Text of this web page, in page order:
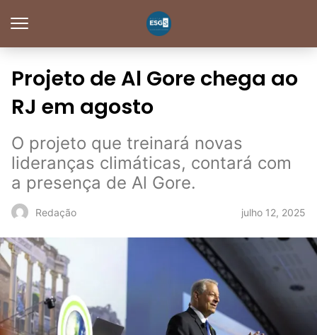
Projeto de Al Gore chega ao
RJ em agosto
O projeto que treinará novas
lideranças climáticas, contará com
a presença de Al Gore.
Redação julho 12, 2025